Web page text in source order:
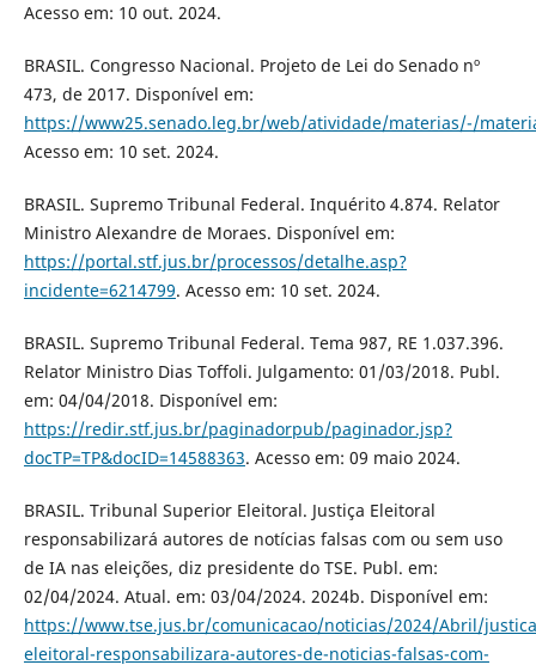
Acesso em: 10 out. 2024.
BRASIL. Congresso Nacional. Projeto de Lei do Senado nº
473, de 2017. Disponível em:
https://www25.senado.leg.br/web/atividade/materias/-/
Acesso em: 10 set. 2024.
BRASIL. Supremo Tribunal Federal. Inquérito 4.874. Relator
Ministro Alexandre de Moraes. Disponível em:
https://portal.stf.jus.br/processos/detalhe.asp?
incidente=6214799. Acesso em: 10 set. 2024.
BRASIL. Supremo Tribunal Federal. Tema 987, RE 1.037.396.
Relator Ministro Dias Toffoli. Julgamento: 01/03/2018. Publ.
em: 04/04/2018. Disponível em:
https://redir.stf.jus.br/paginadorpub/paginador.jsp?
docTP=TP&docID=14588363. Acesso em: 09 maio 2024.
BRASIL. Tribunal Superior Eleitoral. Justiça Eleitoral
responsabilizará autores de notícias falsas com ou sem uso
de IA nas eleições, diz presidente do TSE. Publ. em:
02/04/2024. Atual. em: 03/04/2024. 2024b. Disponível em:
https://www.tse.jus.br/comunicacao/noticias/2024/Abril/
eleitoral-responsabilizara-autores-de-noticias-falsas-com-